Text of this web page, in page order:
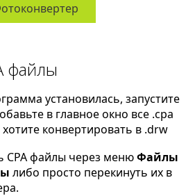
файлы
установилась, запустите
в главное окно все .cpa
конвертировать в .drw
CPA файлы через менюФайлы
либо просто перекинуть их в